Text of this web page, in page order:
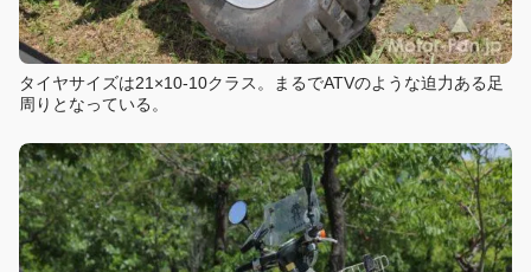
タイヤサイズは21×10-10クラス。まるでATVのような迫力ある足
周りとなっている。